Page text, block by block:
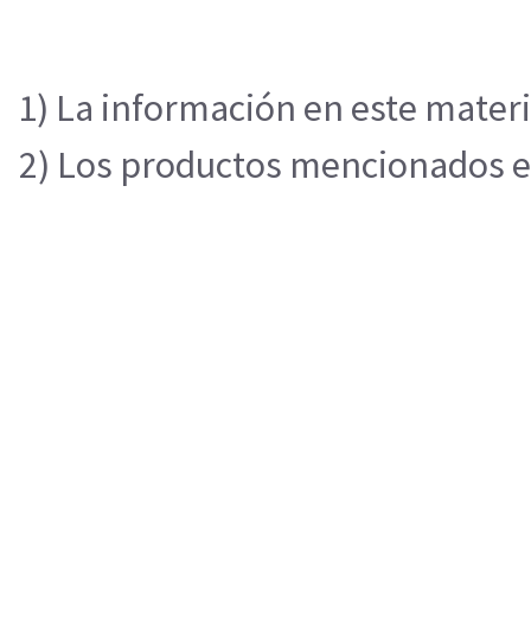
1) La información en este
2) Los productos mencionados